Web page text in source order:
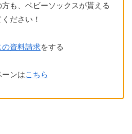
も、ベビーソックスが貰える
ださい！
資料請求をする
ンはこちら